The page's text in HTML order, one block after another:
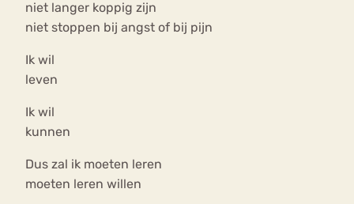
niet langer koppig zijn
niet stoppen bij angst of bij pijn
Ik wil
leven
Ik wil
kunnen
Dus zal ik moeten leren
moeten leren willen